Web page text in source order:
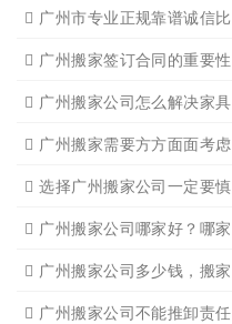
广州市专业正规靠谱诚信比
广州搬家签订合同的重要性
广州搬家公司怎么解决家具
广州搬家需要方方面面考虑
选择广州搬家公司一定要慎
广州搬家公司哪家好？哪家
广州搬家公司多少钱，搬家
广州搬家公司不能推卸责任